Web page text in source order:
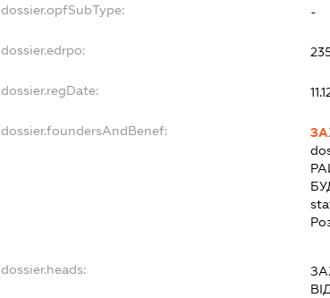
dossier.opfSubType: -
dossier.edrpo:
dossier.regDate:
dossier.foundersAndBenef:
dossier.heads: